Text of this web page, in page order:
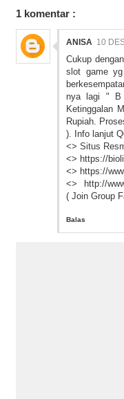
1 komentar :
ANISA 10
Cukup
slot game
nya lagi " B
Ketinggalan
Rupiah.
). Info lanjut
<> Situs
<> https://
<> https://
<> http://
( Join Group
Balas